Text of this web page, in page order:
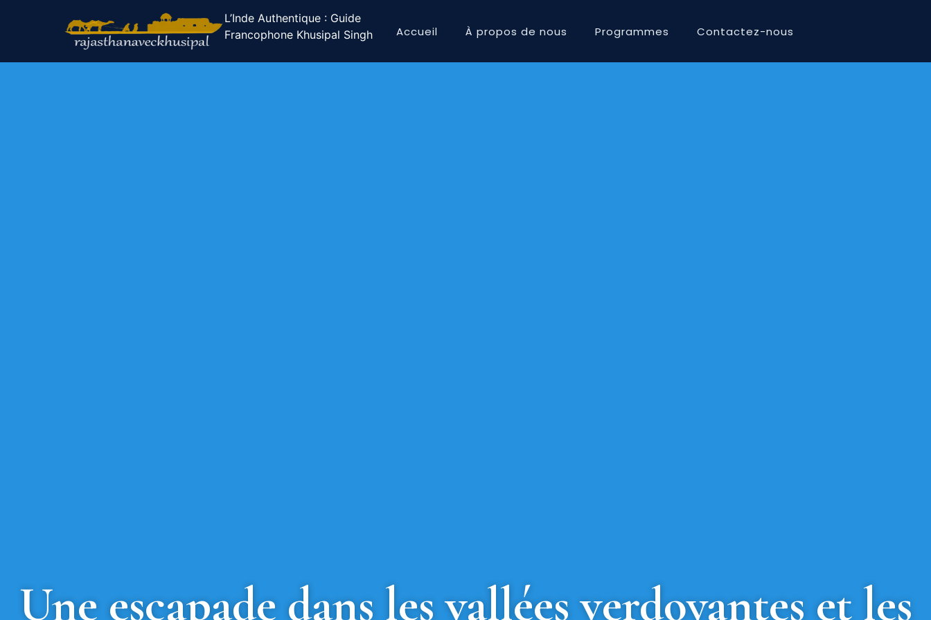
L’Inde Authentique : Guide
Francophone Khusipal Singh
Accueil À propos de nous Programmes Contactez-nous
Une escapade dans les vallées verdoyantes et les